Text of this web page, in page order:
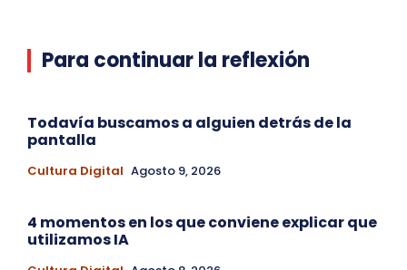
Para continuar la reflexión
Todavía buscamos a alguien detrás de la
pantalla
Cultura Digital Agosto 9, 2026
4 momentos en los que conviene explicar que
utilizamos IA